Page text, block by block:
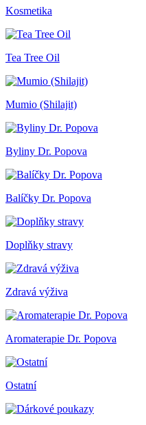
Kosmetika
Tea Tree Oil
Mumio (Shilajit)
Byliny Dr. Popova
Balíčky Dr. Popova
Doplňky stravy
Zdravá výživa
Aromaterapie Dr. Popova
Ostatní